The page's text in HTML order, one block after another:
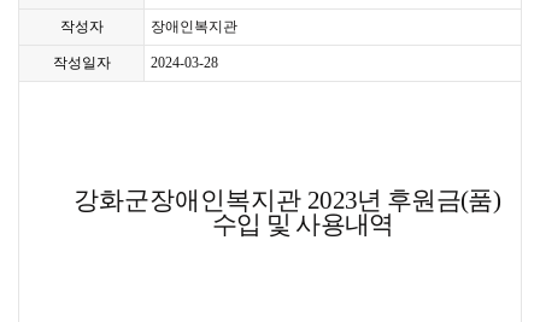
작성자 장애인복지관
작성일자 2024-03-28
강화군장애인복지관 2023년 후원금(품)
수입 및 사용내역